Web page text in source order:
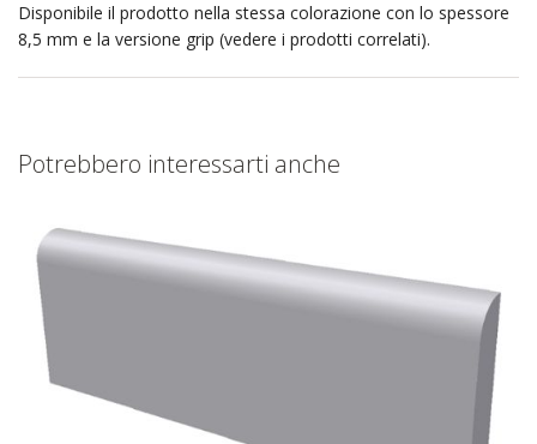
Disponibile il prodotto nella stessa colorazione con lo spessore
8,5 mm e la versione grip (vedere i prodotti correlati).
Potrebbero interessarti anche